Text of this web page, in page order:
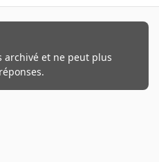
archivé et ne peut plus